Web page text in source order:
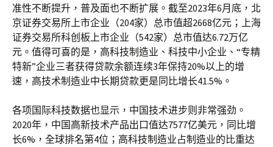
准性不断提升，普及面也不断扩展。截至2023年6月底，北
京证券交易所上市企业（204家）总市值超2668亿元；上海
证券交易所科创板上市企业（542家）总市值达6.72万亿
元。值得可喜的是，高科技制造业、科技中小企业、“专精
特新”企业三者获得贷款余额连续3年保持20%以上的增
速，高技术制造业中长期贷款更是同比增长41.5%。
各项国际科技数据也显示，中国技术进步则非常强劲。
2020年，中国高新技术产品出口值达7577亿美元，同比增
长6%，全球排名第4位；高科技制造业占制造业的比重达